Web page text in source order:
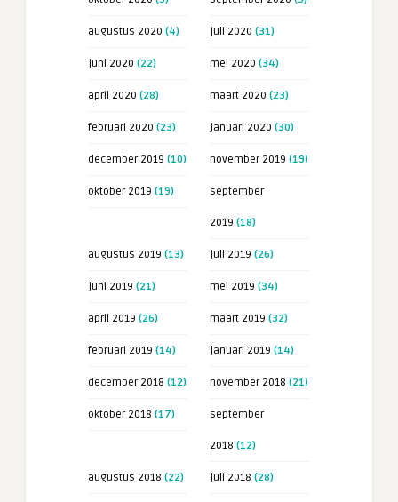
augustus 2020 (4) juli 2020 (31)
juni 2020 (22) mei 2020 (34)
april 2020 (28) maart 2020 (23)
februari 2020 (23) januari 2020 (30)
december 2019 (10) november 2019 (19)
oktober 2019 (19) september
2019 (18)
augustus 2019 (13) juli 2019 (26)
juni 2019 (21) mei 2019 (34)
april 2019 (26) maart 2019 (32)
februari 2019 (14) januari 2019 (14)
december 2018 (12) november 2018 (21)
oktober 2018 (17) september
2018 (12)
augustus 2018 (22) juli 2018 (28)